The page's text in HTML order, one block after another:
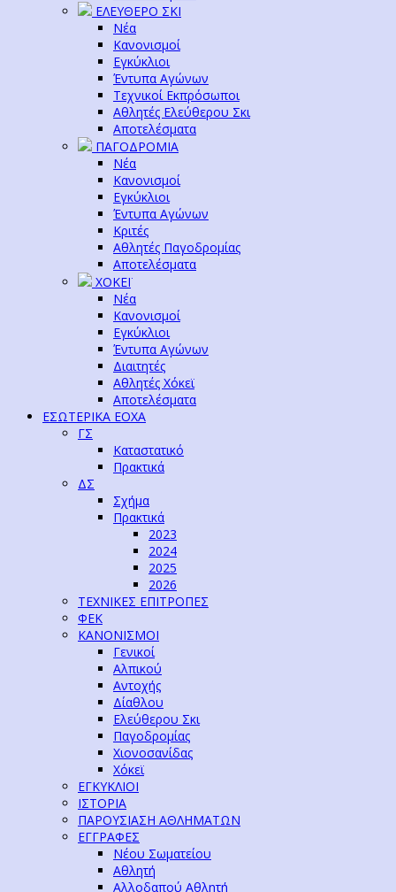
ΕΛΕΥΘΕΡΟ ΣΚΙ
Νέα
Κανονισμοί
Εγκύκλιοι
Έντυπα Αγώνων
Τεχνικοί Εκπρόσωποι
Αθλητές Ελεύθερου Σκι
Αποτελέσματα
ΠΑΓΟΔΡΟΜΙΑ
Νέα
Κανονισμοί
Εγκύκλιοι
Έντυπα Αγώνων
Κριτές
Αθλητές Παγοδρομίας
Αποτελέσματα
ΧΟΚΕΪ
Νέα
Κανονισμοί
Εγκύκλιοι
Έντυπα Αγώνων
Διαιτητές
Αθλητές Χόκεϊ
Αποτελέσματα
ΕΣΩΤΕΡΙΚΑ ΕΟΧΑ
ΓΣ
Καταστατικό
Πρακτικά
ΔΣ
Σχήμα
Πρακτικά
2023
2024
2025
2026
ΤΕΧΝΙΚΕΣ ΕΠΙΤΡΟΠΕΣ
ΦΕΚ
ΚΑΝΟΝΙΣΜΟΙ
Γενικοί
Αλπικού
Αντοχής
Δίαθλου
Ελεύθερου Σκι
Παγοδρομίας
Χιονοσανίδας
Χόκεϊ
ΕΓΚΥΚΛΙΟΙ
ΙΣΤΟΡΙΑ
ΠΑΡΟΥΣΙΑΣΗ ΑΘΛΗΜΑΤΩΝ
ΕΓΓΡΑΦΕΣ
Νέου Σωματείου
Αθλητή
Αλλοδαπού Αθλητή